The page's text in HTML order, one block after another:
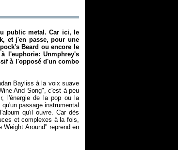
public metal. Car ici, le
et j'en passe, pour une
Beard ou encore le
l'euphorie: Unmphrey's
à l'opposé d'un combo
Bayliss à la voix suave
And Song", c'est à peu
l'énergie de la pop ou la
passage instrumental
qu'il ouvre. Car dès
et complexes à la fois,
Around" reprend en